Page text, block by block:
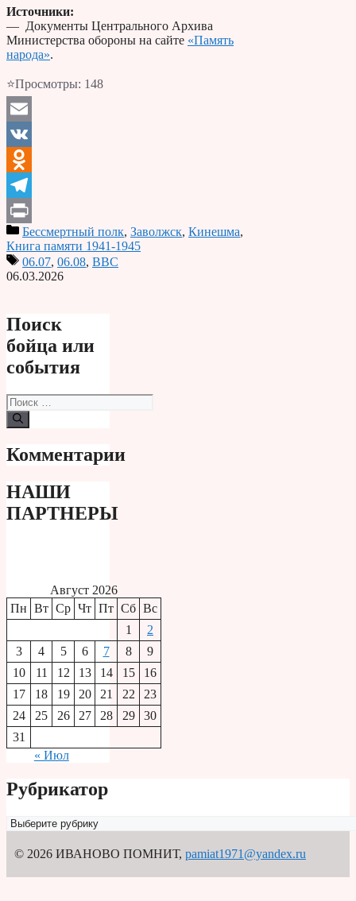
Источники:
— Документы Центрального Архива
Министерства обороны на сайте «Память
народа».
⭐Просмотры: 148
Email
VK
Odnoklassniki
Telegram
PrintБессмертный полк, Заволжск, Кинешма,
Книга памяти 1941-1945
06.07, 06.08, ВВС
06.03.2026
Поиск
бойца или
события
Поиск:
Комментарии
НАШИ
ПАРТНЕРЫ
Август 2026
Пн Вт Ср Чт Пт Сб Вс
1
2
3
4 5 6 7 8
9
10
11 12 13 14 15
16
17
18 19 20 21 22
23
24
25 26 27 28 29
30
31
« Июл
Рубрикатор
Рубрикатор
© 2026 ИВАНОВО ПОМНИТ, pamiat1971@yandex.ru